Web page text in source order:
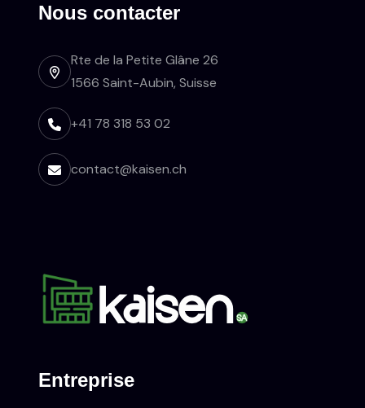
Nous contacter
Rte de la Petite Glâne 26
1566 Saint-Aubin, Suisse
+41 78 318 53 02
contact@kaisen.ch
Entreprise